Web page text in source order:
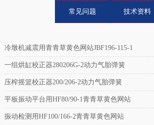
常见问题 技术资料
冷墩机减震用青青草黄色网站JBF196-115-1
一组烘缸校正器280206G-2动力气胎弹簧
压榨摇篮校正器200/206-2动力气胎弹簧
平板振动平台用HF80/90-1青青草黄色网站
振动检测用HF100/166-2青青草黄色网站